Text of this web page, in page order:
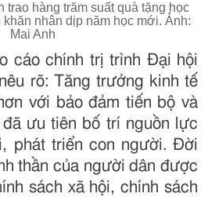
trao hàng trăm suất quà tặng học
nhân dịp năm học mới. Ảnh:
Mai Anh
cáo chính trị trình Đại hội
rõ: Tăng trưởng kinh tế
với bảo đảm tiến bộ và
ưu tiên bố trí nguồn lực
phát triển con người. Đời
thần của người dân được
sách xã hội, chính sách